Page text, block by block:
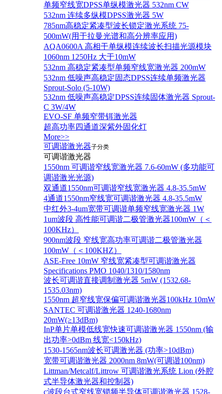
单频窄线宽DPSS单纵模激光器 532nm CW
532nm 连续多纵模DPSS激光器 5W
785nm高稳定紧凑型波长锁定激光系统 75-
500mW(用于拉曼光谱和高分辨率应用)
AQA0600A 高相干单纵模连续波长扫描光源模块
1060nm 1250Hz 大于10mW
532nm 高稳定紧凑型单频窄线宽激光器 200mW
532nm 低噪声高稳定固态DPSS连续单频激光器
Sprout‐Solo (5-10W)
532nm 低噪声高稳定DPSS连续固体激光器 Sprout-
C 3W/4W
EVO-SF 单频窄带铒激光器
超高功率四通道深紫外固化灯
More>>
可调谐激光器子分类
可调谐激光器
1550nm 可调谐窄线宽激光器 7.6-60mW (多功能可
调谐激光光源)
双通道1550nm可调谐窄线宽激光器 4.8-35.5mW
4通道1550nm窄线宽可调谐激光器 4.8-35.5mW
中红外3-4um宽带可调谐单频窄线宽激光器 1W
1um波段 高性能可调谐二极管激光器100mW（＜
100KHz）
900nm波段 窄线宽高功率可调谐二极管激光器
100mW（＜100KHZ）
ASE-Free 10mW 窄线宽紧凑型可调谐激光器
Specifications PMO 1040/1310/1580nm
波长可调谐直接调制激光器 5mW (1532.68-
1535.03nm)
1550nm 超窄线宽保偏可调谐激光器100kHz 10mW
SANTEC 可调谐激光器 1240-1680nm
20mW(≥13dBm)
InP单片单模低线宽快速可调谐激光器 1550nm (输
出功率>0dBm 线宽<150kHz)
1530-1565nm波长可调激光器 (功率>10dBm)
宽带可调谐激光器 2000nm 8mW(可调谐100nm)
Littman/Metcalf/Littrow 可调谐激光系统 Lion (外腔
式半导体激光器和控制器)
c波段台式窄线宽锁频半导体可调谐激光器 1528-